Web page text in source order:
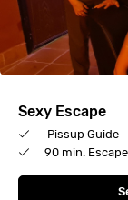
Sexy Escape
Pissup Guide
90 min.